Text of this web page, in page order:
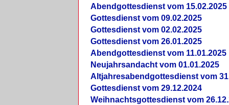
Abendgottesdienst vom 15.02.2025
Gottesdienst vom 09.02.2025
Gottesdienst vom 02.02.2025
Gottesdienst vom 26.01.2025
Abendgottesdienst vom 11.01.2025
Neujahrsandacht vom 01.01.2025
Altjahresabendgottesdienst vom
Gottesdienst vom 29.12.2024
Weihnachtsgottesdienst vom